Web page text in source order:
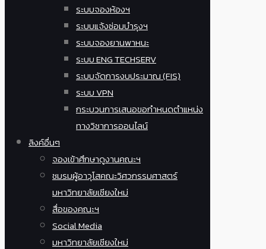
ระบบจองห้องฯ
ระบบแจ้งซ่อมบำรุงฯ
ระบบจองยานพาหนะ
ระบบ ENG TECHSERV
ระบบจัดการงบประมาณ (FIS)
ระบบ VPN
กระบวนการเสนอขอกำหนดตำแหน่ง
ทางวิชาการออนไลน์
ลิงค์อื่นๆ
จองเข้าศึกษาดูงานคณะฯ
ชมรมผู้อาวุโสคณะวิศวกรรมศาสตร์
มหาวิทยาลัยเชียงใหม่
สื่อของคณะฯ
Social Media
มหาวิทยาลัยเชียงใหม่